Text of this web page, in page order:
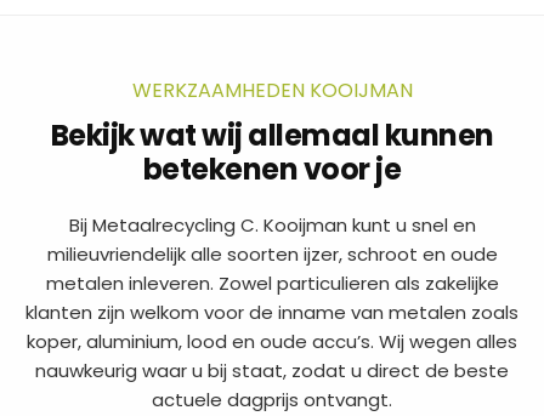
WERKZAAMHEDEN KOOIJMAN
Bekijk wat wij allemaal kunnen
betekenen voor je
Bij Metaalrecycling C. Kooijman kunt u snel en
milieuvriendelijk alle soorten ijzer, schroot en oude
metalen inleveren. Zowel particulieren als zakelijke
klanten zijn welkom voor de inname van metalen zoals
koper, aluminium, lood en oude accu’s. Wij wegen alles
nauwkeurig waar u bij staat, zodat u direct de beste
actuele dagprijs ontvangt.